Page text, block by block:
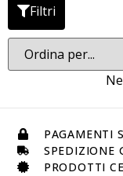
Filtri
PAGAMENTI
SPEDIZIONE
PRODOTTI